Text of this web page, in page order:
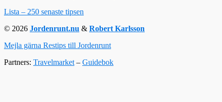
Lista – 250 senaste tipsen
© 2026 Jordenrunt.nu & Robert Karlsson
Mejla gärna Restips till Jordenrunt
Partners: Travelmarket– Guidebok